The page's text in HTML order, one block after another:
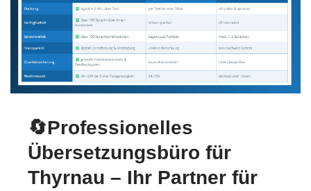
🔄Professionelles
Übersetzungsbüro für
Thyrnau – Ihr Partner für